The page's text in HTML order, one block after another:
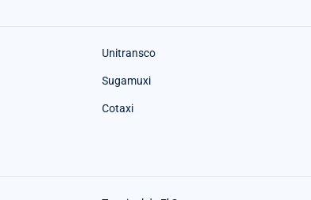
Unitransco
Sugamuxi
Cotaxi